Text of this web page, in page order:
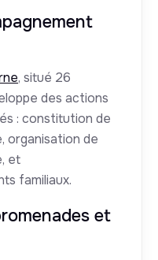
, situé 26
des actions
: constitution de
organisation de
et
familiaux.
et